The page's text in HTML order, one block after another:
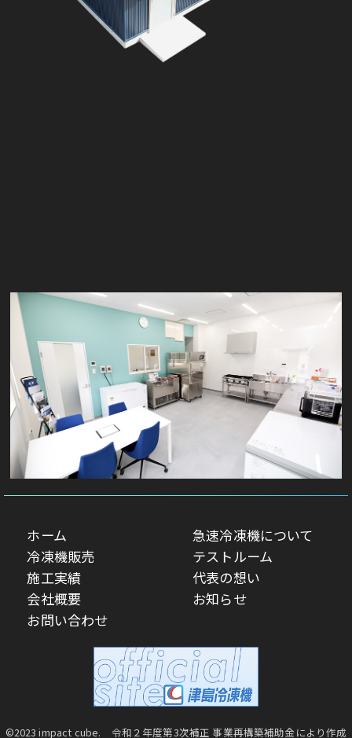
ホーム
急速冷凍機について
冷凍機販売
テストルーム
施工実績
代表の想い
会社概要
お知らせ
お問い合わせ
©2023 impact cube. 令和２年度第3次補正 事業再構築補助金により作成